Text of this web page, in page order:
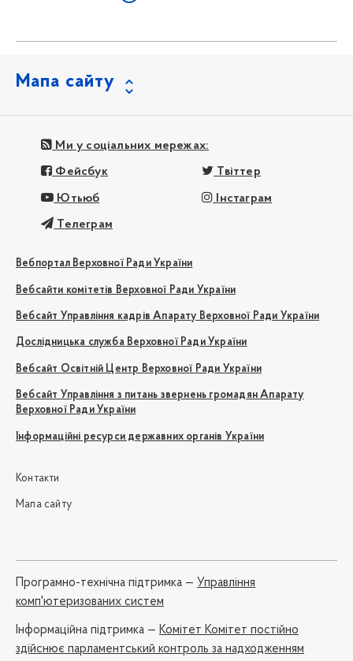
Мапа сайту
Ми у соціальних мережах:
Фейсбук Твіттер
Ютьюб Інстаграм
Телеграм
Вебпортал Верховної Ради України
Вебсайти комітетів Верховної Ради України
Вебсайт Управління кадрів Апарату Верховної Ради України
Дослідницька служба Верховної Ради України
Вебсайт Освітній Центр Верховної Ради України
Вебсайт Управління з питань звернень громадян Апарату
Верховної Ради України
Інформаційні ресурси державних органів України
Контакти
Мапа сайту
Програмно-технічна підтримка — Управління
комп'ютеризованих систем
Iнформаційна підтримка — Комітет Комітет постійно
здійснює парламентський контроль за надходженням